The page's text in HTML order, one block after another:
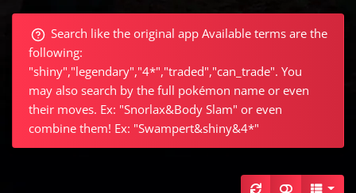
Search like the original app Available terms are the
following:
"shiny","legendary","4*","traded","can_trade". You
may also search by the full pokémon name or even
their moves. Ex: "Snorlax&Body Slam" or even
combine them! Ex: "Swampert&shiny&4*"